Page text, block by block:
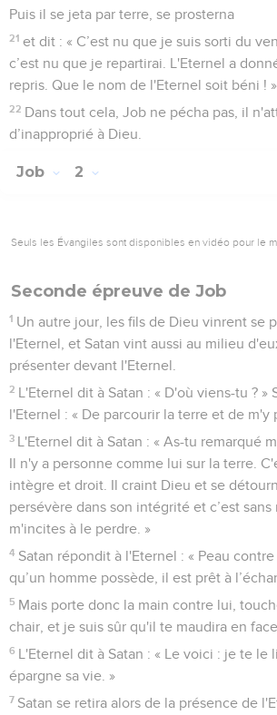
Puis il se jeta par terre, se prosterna
21 et dit : « C’est nu que je suis sorti du
c’est nu que je repartirai. L'Eternel a
repris. Que le nom de l'Eternel soit béni ! »
22 Dans tout cela, Job ne pécha pas, il
d’inapproprié à Dieu.
Job 2
Seuls les Évangiles sont disponibles en vidéo pour le
Seconde épreuve de Job
1 Un autre jour, les fils de Dieu vinrent se
l'Eternel, et Satan vint aussi au milieu
présenter devant l'Eternel.
2 L'Eternel dit à Satan : « D'où viens-tu ? »
l'Eternel : « De parcourir la terre et de m'y
3 L'Eternel dit à Satan : « As-tu remarqué
Il n'y a personne comme lui sur la terre.
intègre et droit. Il craint Dieu et se
persévère dans son intégrité et c’est sans
m'incites à le perdre. »
4 Satan répondit à l'Eternel : « Peau
qu’un homme possède, il est prêt à
5 Mais porte donc la main contre lui,
chair, et je suis sûr qu'il te maudira en
6 L'Eternel dit à Satan : « Le voici : je te le
épargne sa vie. »
7 Satan se retira alors de la présence de